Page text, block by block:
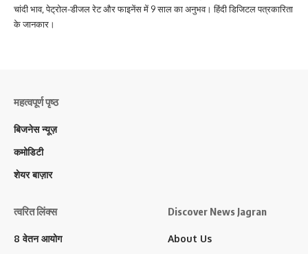
चांदी भाव, पेट्रोल-डीजल रेट और फाइनेंस में 9 साल का अनुभव। हिंदी डिजिटल पत्रकारिता
के जानकार।
महत्वपूर्ण पृष्ठ
बिजनेस न्यूज़
कमोडिटी
शेयर बाज़ार
त्वरित लिंक्स
8 वेतन आयोग
Discover News Jagran
About Us